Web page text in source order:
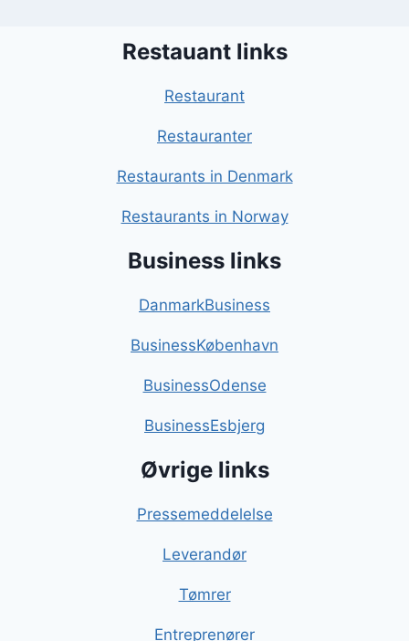
Restauant links
Restaurant
Restauranter
Restaurants in Denmark
Restaurants in Norway
Business links
DanmarkBusiness
BusinessKøbenhavn
BusinessOdense
BusinessEsbjerg
Øvrige links
Pressemeddelelse
Leverandør
Tømrer
Entreprenører